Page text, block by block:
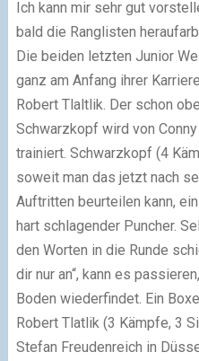
Ich kann mir sehr gut
bald die Ranglisten
Die beiden letzten Junior
ganz am Anfang ihrer
Robert Tlaltlik. Der schon
Schwarzkopf wird von
trainiert. Schwarzkopf (4
soweit man das jetzt nach
Auftritten beurteilen kann,
hart schlagender Puncher.
den Worten in die Runde
dir nur an“, kann es
Boden wiederfindet. Ein
Robert Tlatlik (3 Kämpfe, 3
Stefan Freudenreich in